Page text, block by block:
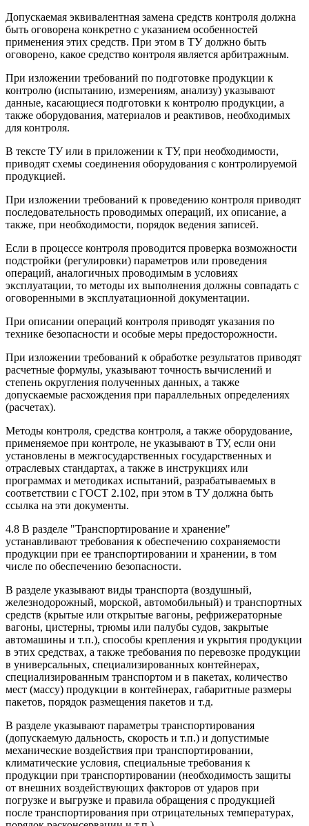
Допускаемая эквивалентная замена средств контроля должна
быть оговорена конкретно с указанием особенностей
применения этих средств. При этом в ТУ должно быть
оговорено, какое средство контроля является арбитражным.
При изложении требований по подготовке продукции к
контролю (испытанию, измерениям, анализу) указывают
данные, касающиеся подготовки к контролю продукции, а
также оборудования, материалов и реактивов, необходимых
для контроля.
В тексте ТУ или в приложении к ТУ, при необходимости,
приводят схемы соединения оборудования с контролируемой
продукцией.
При изложении требований к проведению контроля приводят
последовательность проводимых операций, их описание, а
также, при необходимости, порядок ведения записей.
Если в процессе контроля проводится проверка возможности
подстройки (регулировки) параметров или проведения
операций, аналогичных проводимым в условиях
эксплуатации, то методы их выполнения должны совпадать с
оговоренными в эксплуатационной документации.
При описании операций контроля приводят указания по
технике безопасности и особые меры предосторожности.
При изложении требований к обработке результатов приводят
расчетные формулы, указывают точность вычислений и
степень округления полученных данных, а также
допускаемые расхождения при параллельных определениях
(расчетах).
Методы контроля, средства контроля, а также оборудование,
применяемое при контроле, не указывают в ТУ, если они
установлены в межгосударственных государственных и
отраслевых стандартах, а также в инструкциях или
программах и методиках испытаний, разрабатываемых в
соответствии с ГОСТ 2.102, при этом в ТУ должна быть
ссылка на эти документы.
4.8 В разделе "Транспортирование и хранение"
устанавливают требования к обеспечению сохраняемости
продукции при ее транспортировании и хранении, в том
числе по обеспечению безопасности.
В разделе указывают виды транспорта (воздушный,
железнодорожный, морской, автомобильный) и транспортных
средств (крытые или открытые вагоны, рефрижераторные
вагоны, цистерны, трюмы или палубы судов, закрытые
автомашины и т.п.), способы крепления и укрытия продукции
в этих средствах, а также требования по перевозке продукции
в универсальных, специализированных контейнерах,
специализированным транспортом и в пакетах, количество
мест (массу) продукции в контейнерах, габаритные размеры
пакетов, порядок размещения пакетов и т.д.
В разделе указывают параметры транспортирования
(допускаемую дальность, скорость и т.п.) и допустимые
механические воздействия при транспортировании,
климатические условия, специальные требования к
продукции при транспортировании (необходимость защиты
от внешних воздействующих факторов от ударов при
погрузке и выгрузке и правила обращения с продукцией
после транспортирования при отрицательных температурах,